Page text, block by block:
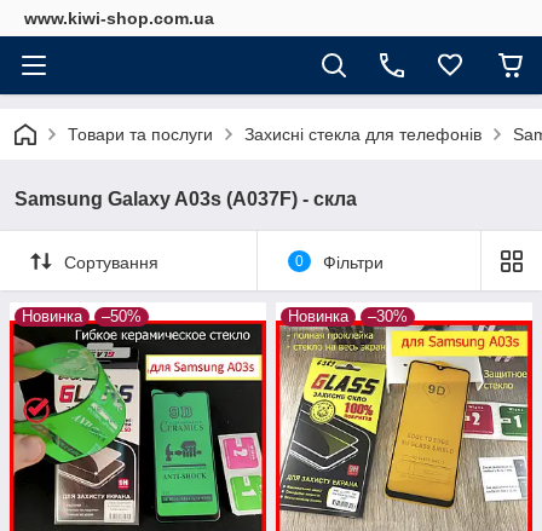
www.kiwi-shop.com.ua
Товари та послуги Захисні стекла для телефонів
Samsung Galaxy A03s (A037F) - скла
Сортування 0 Фільтри
Новинка –50% Новинка –30%